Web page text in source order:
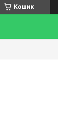
Кошик